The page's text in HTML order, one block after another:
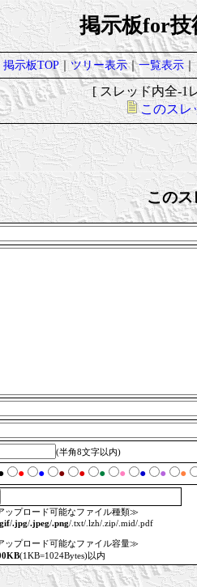
掲示板for技
掲示板TOP｜ツリー表示｜一覧表示｜
[ スレッド内全-
このスレ
このス
(半角8文字以内)
● ● ● ● ● ● ● ● ●
ップロード可能なファイル種類≫
/.jpg/.jpeg/.png/.txt/.lzh/.zip/.mid/.pdf
ップロード可能なファイル容量≫
(1KB=1024Bytes)以内